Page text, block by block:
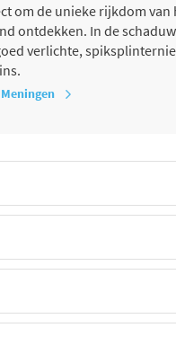
om de unieke rijkdom
ontdekken. In de
verlichte,
Meningen